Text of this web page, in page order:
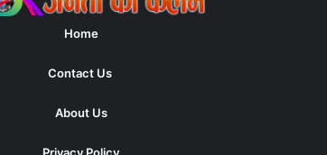
Home
Contact Us
About Us